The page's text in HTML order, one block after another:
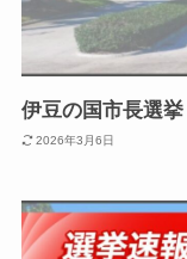
伊豆の国市長選挙
2026年3月6日